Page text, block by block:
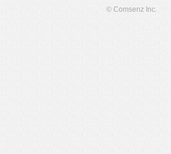
© Comsenz Inc.